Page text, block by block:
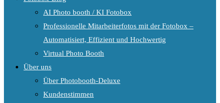
AI Photo booth / KI Fotobox
Professionelle Mitarbeiterfotos mit der Fotobox –
Automatisiert, Effizient und Hochwertig
Virtual Photo Booth
Über uns
Über Photobooth-Deluxe
Kundenstimmen